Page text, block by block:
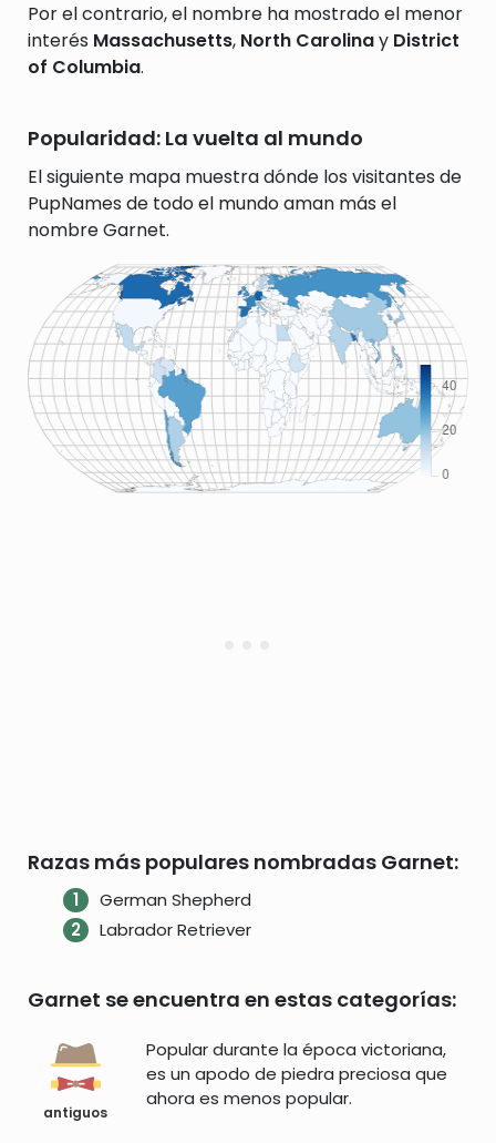
Por el contrario, el nombre ha mostrado el menor
interés Massachusetts, North Carolinay District
of Columbia.
Popularidad: La vuelta al mundo
El siguiente mapa muestra dónde los visitantes de
PupNames de todo el mundo aman más el
nombre Garnet.
Razas más populares nombradas Garnet:
German Shepherd
Labrador Retriever
Garnet se encuentra en estas categorías:
antiguos
Popular durante la época victoriana,
es un apodo de piedra preciosa que
ahora es menos popular.